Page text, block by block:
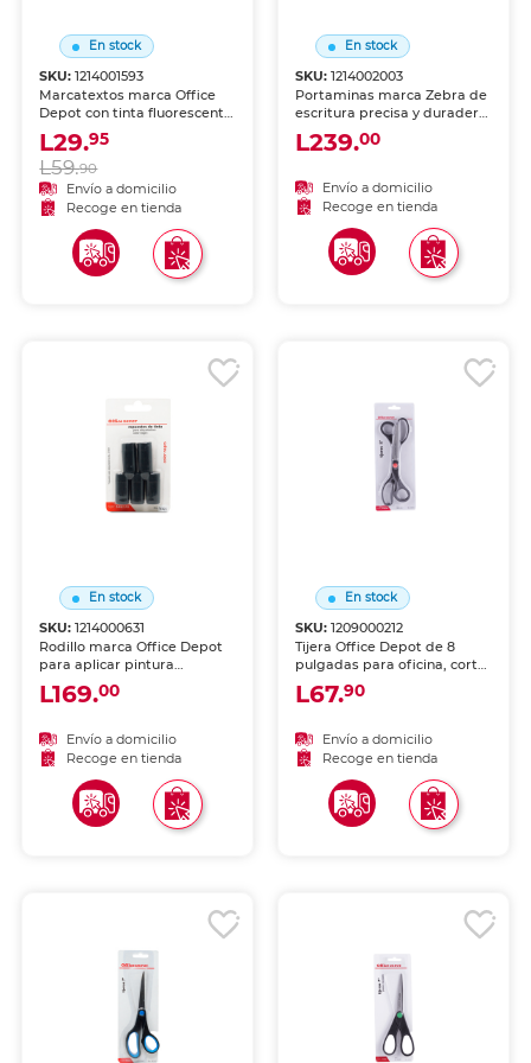
En stock
SKU:1214001593
Marcatextos marca Office
Depot con tinta fluorescente
para resaltar información
clave en libros, apuntes y
documentos. Trazo uniforme
que no traspasa el papel.
L29.95
L59.90
Envío a domicilio
Recoge en tienda
En stock
SKU: 1214002003
Portaminas marca Zebra de
escritura precisa y duradera.
Mecanismo de avance
suave, agarre cómodo y
estándar.
L239.00
Envío a domicilio
Recoge en tienda
En stock
SKU:1214000631
Rodillo marca Office Depot
para aplicar pintura
uniformemente sobre
superficies grandes.
mango cómodo.
L169.00
Envío a domicilio
Recoge en tienda
En stock
SKU: 1209000212
Tijera Office Depot de 8
pulgadas para oficina, corte
recto, hojas de acero
inoxidable. Diseño
limpios y precisos. Mangos
ergonómicos para uso
prolongado. Ideal para
oficina.
L67.90
Envío a domicilio
Recoge en tienda